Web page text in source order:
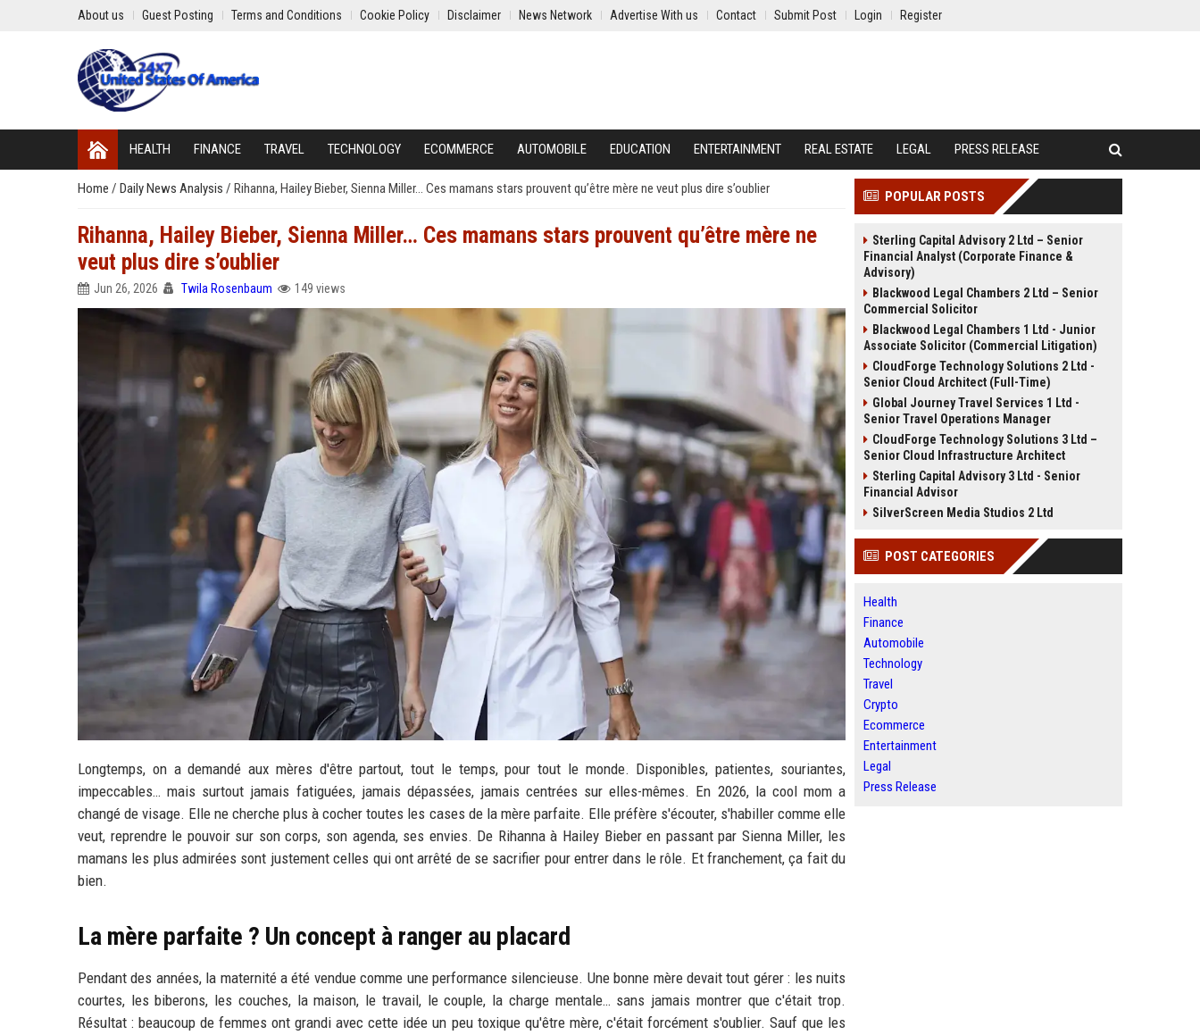
About us Guest Posting Terms and Conditions Cookie Policy Disclaimer News Network Advertise With us Contact Submit Post Login Register
HEALTH FINANCE TRAVEL TECHNOLOGY ECOMMERCE AUTOMOBILE EDUCATION ENTERTAINMENT REAL ESTATE LEGAL PRESS RELEASE
Home / Daily News Analysis / Rihanna, Hailey Bieber, Sienna Miller… Ces mamans stars prouvent qu’être mère ne veut plus dire s’oublier
Rihanna, Hailey Bieber, Sienna Miller… Ces mamans stars prouvent qu’être mère ne
veut plus dire s’oublier
Jun 26, 2026 Twila Rosenbaum 149 views
Longtemps, on a demandé aux mères d'être partout, tout le temps, pour tout le monde. Disponibles, patientes, souriantes,
impeccables… mais surtout jamais fatiguées, jamais dépassées, jamais centrées sur elles-mêmes. En 2026, la cool mom a
changé de visage. Elle ne cherche plus à cocher toutes les cases de la mère parfaite. Elle préfère s'écouter, s'habiller comme elle
veut, reprendre le pouvoir sur son corps, son agenda, ses envies. De Rihanna à Hailey Bieber en passant par Sienna Miller, les
mamans les plus admirées sont justement celles qui ont arrêté de se sacrifier pour entrer dans le rôle. Et franchement, ça fait du
bien.
La mère parfaite ? Un concept à ranger au placard
Pendant des années, la maternité a été vendue comme une performance silencieuse. Une bonne mère devait tout gérer : les nuits
courtes, les biberons, les couches, la maison, le travail, le couple, la charge mentale… sans jamais montrer que c'était trop.
Résultat : beaucoup de femmes ont grandi avec cette idée un peu toxique qu'être mère, c'était forcément s'oublier. Sauf que les
POPULAR POSTS
Sterling Capital Advisory 2 Ltd – Senior
Financial Analyst (Corporate Finance &
Advisory)
Blackwood Legal Chambers 2 Ltd – Senior
Commercial Solicitor
Blackwood Legal Chambers 1 Ltd - Junior
Associate Solicitor (Commercial Litigation)
CloudForge Technology Solutions 2 Ltd -
Senior Cloud Architect (Full-Time)
Global Journey Travel Services 1 Ltd -
Senior Travel Operations Manager
CloudForge Technology Solutions 3 Ltd –
Senior Cloud Infrastructure Architect
Sterling Capital Advisory 3 Ltd - Senior
Financial Advisor
SilverScreen Media Studios 2 Ltd
POST CATEGORIES
Health
Finance
Automobile
Technology
Travel
Crypto
Ecommerce
Entertainment
Legal
Press Release